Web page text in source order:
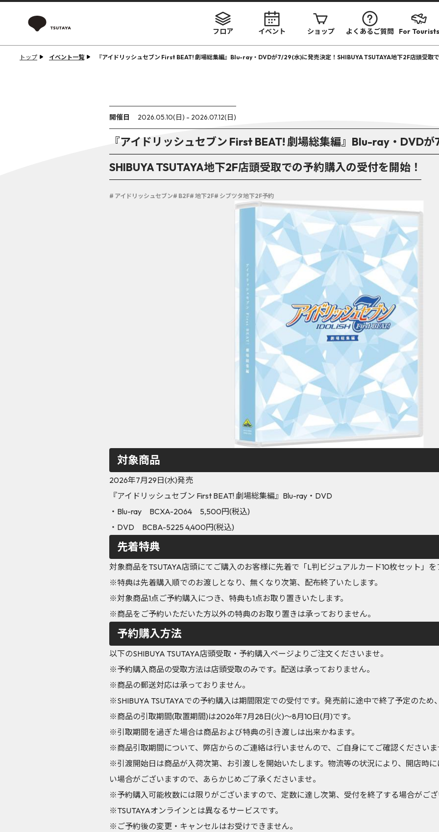
フロア イベント ショップ よくあるご質問 For Tourists
トップ イベント一覧 『アイドリッシュセブン First BEAT! 劇場総集編』Blu-ray・DVDが7/29(水)に発売決定！SHIBUYA TSUTAYA地下2F店頭受取
開催日 2026.05.10(日) - 2026.07.12(日)
『アイドリッシュセブン First BEAT! 劇場総集編』Blu-ray・DVDが
SHIBUYA TSUTAYA地下2F店頭受取での予約購入の受付を開始！
# アイドリッシュセブン# B2F# 地下2F# シブツタ地下2F予約
対象商品
2026年7月29日(水)発売
『アイドリッシュセブン First BEAT! 劇場総集編』Blu-ray・DVD
・Blu-ray BCXA-2064 5,500円(税込)
・DVD BCBA-5225 4,400円(税込)
先着特典
対象商品をTSUTAYA店頭にてご購入のお客様に先着で「L判ビジュアルカード10枚セット」を
※特典は先着購入順でのお渡しとなり、無くなり次第、配布終了いたします。
※対象商品1点ご予約購入につき、特典も1点お取り置きいたします。
※商品をご予約いただいた方以外の特典のお取り置きは承っておりません。
予約購入方法
以下のSHIBUYA TSUTAYA店頭受取・予約購入ページよりご注文くださいませ。
※予約購入商品の受取方法は店頭受取のみです。配送は承っておりません。
※商品の郵送対応は承っておりません。
※SHIBUYA TSUTAYAでの予約購入は期間限定での受付です。発売前に途中で終了予定のため
※商品の引取期間(取置期間)は2026年7月28日(火)～8月10日(月)です。
※引取期間を過ぎた場合は商品および特典の引き渡しは出来かねます。
※商品引取期間について、弊店からのご連絡は行いませんので、ご自身にてご確認くださいま
※引渡開始日は商品が入荷次第、お引渡しを開始いたします。物流等の状況により、開店時
い場合がございますので、あらかじめご了承くださいませ。
※予約購入可能枚数には限りがございますので、定数に達し次第、受付を終了する場合がござ
※TSUTAYAオンラインとは異なるサービスです。
※ご予約後の変更・キャンセルはお受けできません。